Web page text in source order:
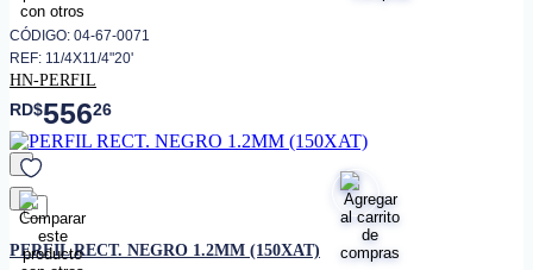
CÓDIGO: 04-67-0071
REF: 11/4X11/4"20'
HN-PERFIL
RD$55626
favorito
PERFIL RECT. NEGRO 1.2MM (150XAT)